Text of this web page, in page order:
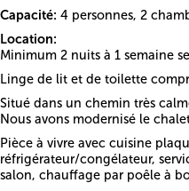
Capacité: 4 personnes, 2
Location:
Minimum 2 nuits à 1 semaine
Linge de lit et de toilette
Situé dans un chemin très
Nous avons modernisé le
Pièce à vivre avec cuisine
réfrigérateur/congélateur,
salon, chauffage par poêle à